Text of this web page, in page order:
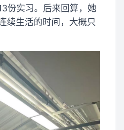
份实习。后来回算，她
续生活的时间，大概只